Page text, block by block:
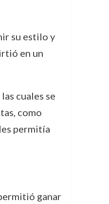
su estilo y
en un
cuales se
como
permitía
ganar